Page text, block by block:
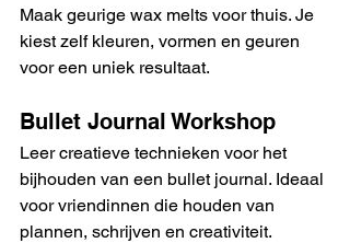
Maak geurige wax melts voor thuis. Je
kiest zelf kleuren, vormen en geuren
voor een uniek resultaat.
Bullet Journal Workshop
Leer creatieve technieken voor het
bijhouden van een bullet journal. Ideaal
voor vriendinnen die houden van
plannen, schrijven en creativiteit.